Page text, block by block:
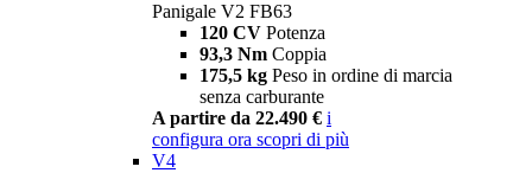
Panigale V2 FB63
120 CV Potenza
93,3 Nm Coppia
175,5 kg Peso in ordine di marcia
senza carburante
A partire da 22.490 € i
configura ora scopri di più
V4